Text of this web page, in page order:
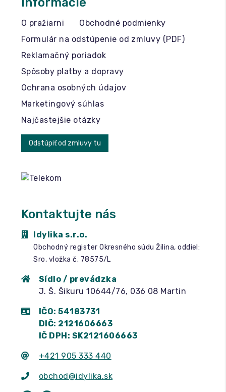
O pražiarni
Obchodné podmienky
Formulár na odstúpenie od zmluvy (PDF)
Reklamačný poriadok
Spôsoby platby a dopravy
Ochrana osobných údajov
Marketingový súhlas
Najčastejšie otázky
Odstúpiť od zmluvy tu
Kontaktujte nás
Idylika s.r.o.
Obchodný register Okresného súdu Žilina, oddiel:
Sro, vložka č. 78575/L
Sídlo / prevádzka
J. Š. Šikuru 10644/76, 036 08 Martin
IČO: 54183731
DIČ: 2121606663
IČ DPH: SK2121606663
+421 905 333 440
obchod@idylika.sk